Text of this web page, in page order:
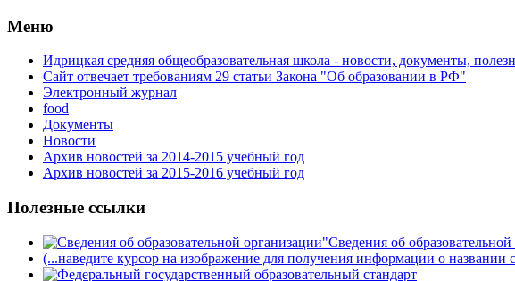
Мeню
Идрицкая средняя общеобразовательная школа - новости, документы,
Сайт отвечает требованиям 29 cтатьи Закона "Об образовании в РФ"
Электронный журнал
food
Документы
Новости
Архив новостей за 2014-2015 учебный год
Архив новостей за 2015-2016 учебный год
Полезные ссылки
Сведения об
(...наведите курсор на изображение для получения информации о названии